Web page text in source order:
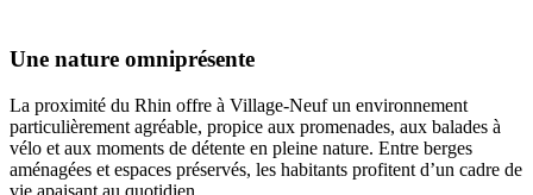
Une nature omniprésente
La proximité du Rhin offre à Village-Neuf un environnement
particulièrement agréable, propice aux promenades, aux balades à
vélo et aux moments de détente en pleine nature. Entre berges
aménagées et espaces préservés, les habitants profitent d’un cadre de
vie apaisant au quotidien.